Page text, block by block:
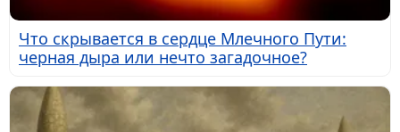
Что скрывается в сердце Млечного Пути:
черная дыра или нечто загадочное?